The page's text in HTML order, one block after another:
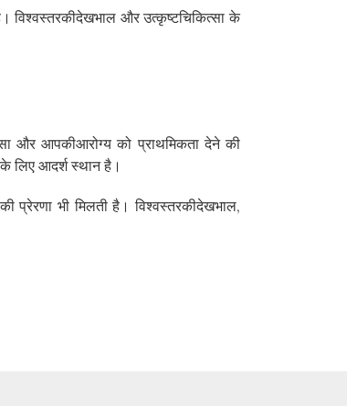
विश्वस्तरकीदेखभाल और उत्कृष्टचिकित्सा के
और आपकीआरोग्य को प्राथमिकता देने की
लिए आदर्श स्थान है।
प्रेरणा भी मिलती है। विश्वस्तरकीदेखभाल,